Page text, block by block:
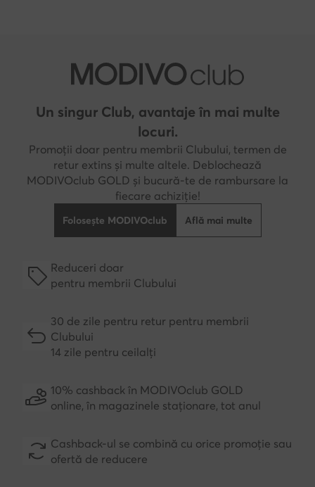
Un singur Club, avantaje în mai multe
locuri.
Promoții doar pentru membrii Clubului, termen de
retur extins și multe altele. Deblochează
MODIVOclub GOLD și bucură-te de rambursare la
fiecare achiziție!
Folosește MODIVOclub Află mai multe
Reduceri doar
pentru membrii Clubului
30 de zile pentru retur pentru membrii
Clubului
14 zile pentru ceilalți
10% cashback în MODIVOclub GOLD
online, în magazinele staționare, tot anul
Cashback-ul se combină cu orice promoție sau
ofertă de reducere